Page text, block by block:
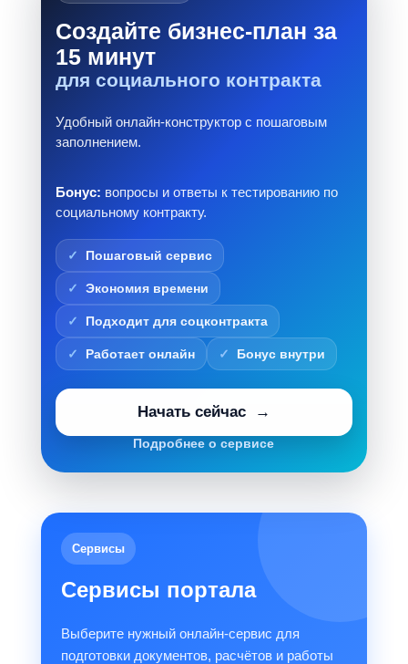
Создайте бизнес-план за
15 минут
для социального контракта
Удобный онлайн-конструктор с пошаговым
заполнением.
Бонус: вопросы и ответы к тестированию по
социальному контракту.
Пошаговый сервис
Экономия времени
Подходит для соцконтракта
Работает онлайн Бонус внутри
Начать сейчас
Подробнее о сервисе
Сервисы
Сервисы портала
Выберите нужный онлайн-сервис для
подготовки документов, расчётов и работы